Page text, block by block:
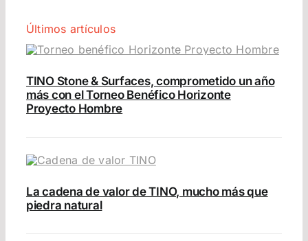
Últimos artículos
TINO Stone & Surfaces, comprometido un año
más con el Torneo Benéfico Horizonte
Proyecto Hombre
La cadena de valor de TINO, mucho más que
piedra natural